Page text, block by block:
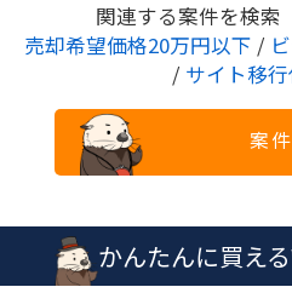
関連する案件を検索
売却希望価格20万円以下 /
/ サイト移
案
かんたんに買え